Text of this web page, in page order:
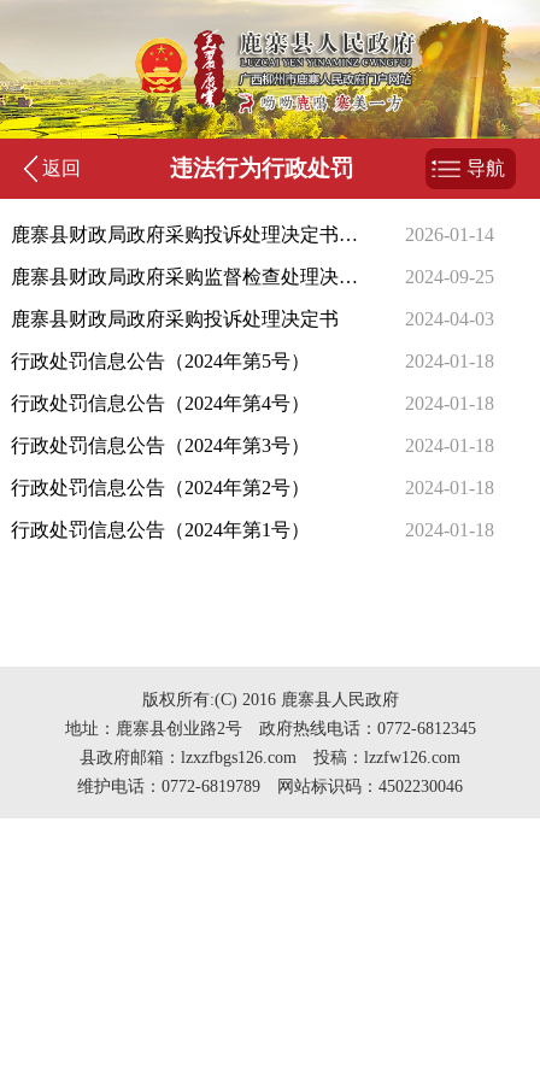
返回 违法行为行政处罚 导航
鹿寨县财政局政府采购投诉处理决定书（鹿财处〔2026〕1号） 2026-01-14
鹿寨县财政局政府采购监督检查处理决定书 2024-09-25
鹿寨县财政局政府采购投诉处理决定书 2024-04-03
行政处罚信息公告（2024年第5号） 2024-01-18
行政处罚信息公告（2024年第4号） 2024-01-18
行政处罚信息公告（2024年第3号） 2024-01-18
行政处罚信息公告（2024年第2号） 2024-01-18
行政处罚信息公告（2024年第1号） 2024-01-18
版权所有:(C) 2016 鹿寨县人民政府
地址：鹿寨县创业路2号 政府热线电话：0772-6812345
县政府邮箱：lzxzfbgs126.com 投稿：lzzfw126.com
维护电话：0772-6819789 网站标识码：4502230046